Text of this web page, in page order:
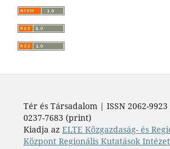
Tér és Társadalom | ISSN 2062-
0237-7683 (print)
Kiadja az ELTE Közgazdaság- és
Központ Regionális Kutatások